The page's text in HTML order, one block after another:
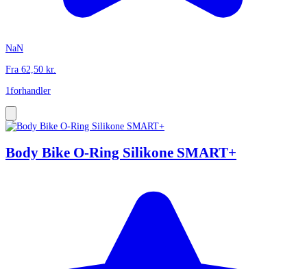
NaN
Fra 62,50 kr.
1 forhandler
Body Bike O-Ring Silikone SMART+